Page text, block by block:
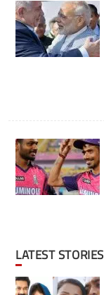
LATEST STORIES